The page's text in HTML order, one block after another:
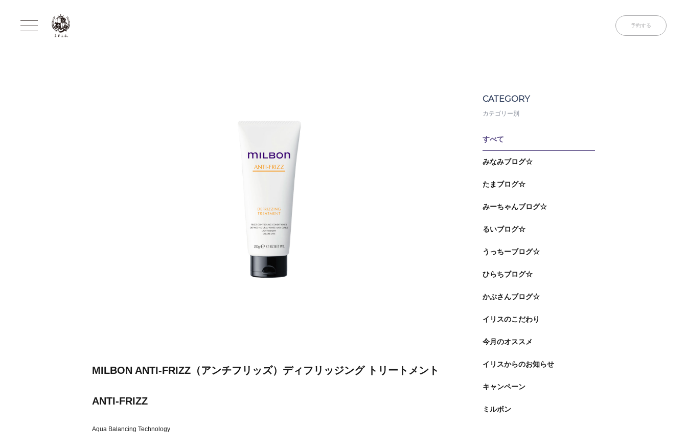
予約する
CATEGORY
カテゴリー別
すべて
みなみブログ☆
たまブログ☆
みーちゃんブログ☆
るいブログ☆
うっちーブログ☆
ひらちブログ☆
かぶさんブログ☆
イリスのこだわり
今月のオススメ
イリスからのお知らせ
キャンペーン
ミルボン
MILBON ANTI-FRIZZ（アンチフリッズ）ディフリッジング トリートメント
ANTI-FRIZZ
Aqua Balancing Technology